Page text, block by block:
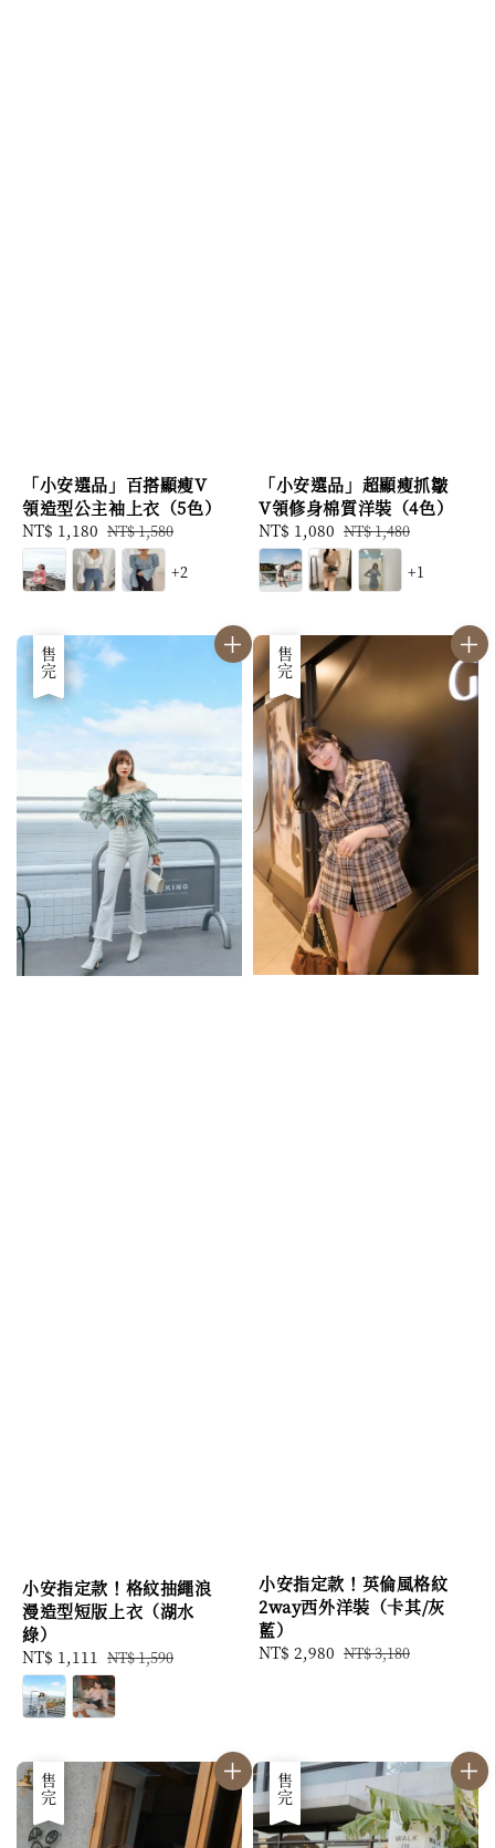
「小安選品」百搭顯瘦V
領造型公主袖上衣（5色）
Sale
price
NT$ 1,180 Regular
price
NT$ 1,580
+2
「小安選品」超顯瘦抓皺
V領修身棉質洋裝（4色）
Sale
price
NT$ 1,080 Regular
price
NT$ 1,480
+1
優惠
售完
小安指定款！格紋抽繩浪
漫造型短版上衣（湖水
綠）
Sale
price
NT$ 1,111 Regular
price
NT$ 1,590
優惠
售完
小安指定款！英倫風格紋
2way西外洋裝（卡其/灰
藍）
Sale
NT$ 2,980 Regular
NT$ 3,180
優惠
售完 優惠
售完